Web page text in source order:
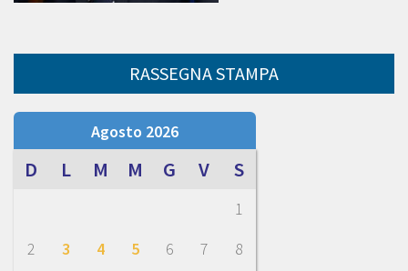
RASSEGNA STAMPA
Agosto 2026
D L M M G V S
1
2
3 4 5 6 7
8